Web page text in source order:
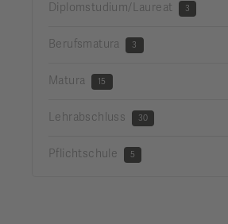
Diplomstudium/Laureat 3
Berufsmatura 3
Matura 15
Lehrabschluss 30
Pflichtschule 5